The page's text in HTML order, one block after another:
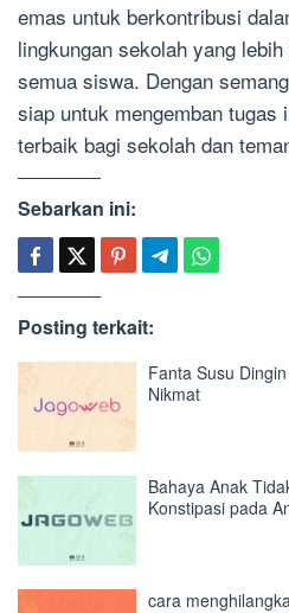
emas untuk berkontribusi
lingkungan sekolah yang
semua siswa. Dengan
siap untuk mengemban tugas
terbaik bagi sekolah dan
Sebarkan ini:
Posting terkait:
Fanta Susu
Nikmat
Bahaya Anak
Konstipasi pada
cara